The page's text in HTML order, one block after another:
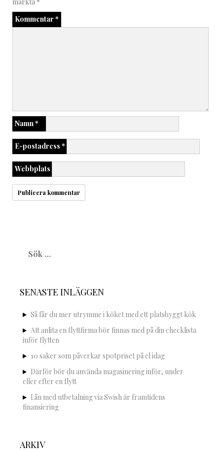
Kommentar *
Namn*
E-postadress *
Webbplats
efter:
SENASTE INLÄGGEN
Så får du mer utrymme i köket med ett platsbyggt kök
Att anlita en flyttfirma bör finnas med på din checklista
inför flytten
10 saker som påverkar spotpriset på el idag
Därför bör du använda magasinering inför, under
eller efter en flytt
Lån med utbetalning via Swish är framtidens
finansiering
ARKIV